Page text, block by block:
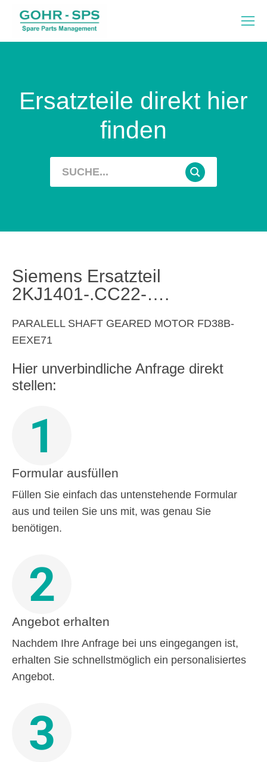
Ersatzteile direkt hier
finden
Siemens Ersatzteil
2KJ1401-.CC22-….
PARALELL SHAFT GEARED MOTOR FD38B-
EEXE71
Hier unverbindliche Anfrage direkt
stellen:
1
Formular ausfüllen
Füllen Sie einfach das untenstehende Formular
aus und teilen Sie uns mit, was genau Sie
benötigen.
2
Angebot erhalten
Nachdem Ihre Anfrage bei uns eingegangen ist,
erhalten Sie schnellstmöglich ein personalisiertes
Angebot.
3